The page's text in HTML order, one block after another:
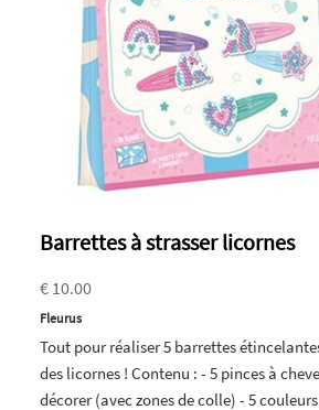
Barrettes à strasser licornes
€ 10.00
Fleurus
Tout pour réaliser 5 barrettes
des licornes ! Contenu : - 5 pinces à
décorer (avec zones de colle) - 5